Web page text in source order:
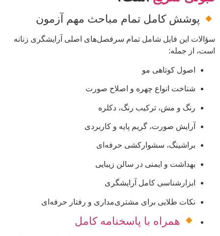
پوشش کامل تمام مباحث مهم آزمون
سؤالات این فایل شامل تمام سرفصل‌های اصلی آرایشگری زنانه
است، از جمله:
اصول کوتاهی مو
شناخت انواع چهره و اصلاح صورت
رنگ و مش، ترکیب رنگ، دکلره
آرایش صورت، گریم پایه و کاربردی
براشینگ، سشوارکشی حرفه‌ای
بهداشت و ایمنی در سالن زیبایی
ابزارشناسی کامل آرایشگری
نکات طلایی برای مشتری‌مداری و رفتار حرفه‌ای
همراه با پاسخنامه کامل